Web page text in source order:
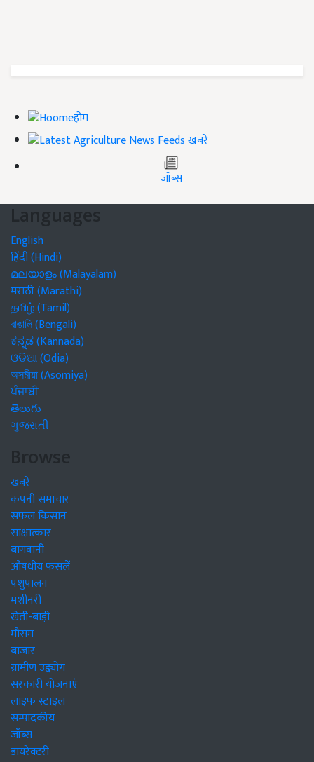
होम
ख़बरें
जॉब्स
Languages
English
हिंदी (Hindi)
മലയാളം (Malayalam)
मराठी (Marathi)
தமிழ் (Tamil)
বাঙালি (Bengali)
ಕನ್ನಡ (Kannada)
ଓଡିଆ (Odia)
অসমীয়া (Asomiya)
ਪੰਜਾਬੀ
తెలుగు
ગુજરાતી
Browse
खबरें
कंपनी समाचार
सफल किसान
साक्षात्कार
बागवानी
औषधीय फसलें
पशुपालन
मशीनरी
खेती-बाड़ी
मौसम
बाजार
ग्रामीण उद्द्योग
सरकारी योजनाएं
लाइफ स्टाइल
सम्पादकीय
जॉब्स
डायरेक्टरी